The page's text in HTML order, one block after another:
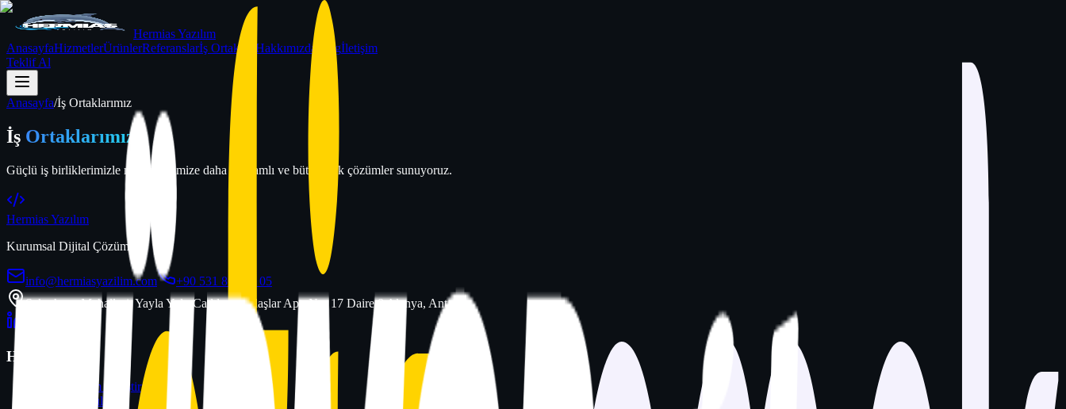
Hermias Yazılım
AnasayfaHizmetlerÜrünlerReferanslarİş Ortakları Hakkımızda Blogİletişim
Teklif Al
Anasayfa/İş Ortaklarımız
İş Ortaklarımız
Güçlü iş birliklerimizle müşterilerimize daha kapsamlı ve bütünleşik çözümler sunuyoruz.
Hermias Yazılım
Kurumsal Dijital Çözümler
info@hermiasyazilim.com
+90 531 866 50 05
Şekerhane Mahallesi. Yayla Yolu Caddesi Dadaşlar Apt. No: 17 Daire 8 Alanya, Antalya
Hizmetler
Web Yazılım Geliştirme
Mobil Uygulama